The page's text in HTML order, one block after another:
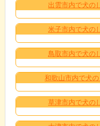
出雲市内で犬の
米子市内で犬の
鳥取市内で犬の
和歌山市内で犬
草津市内で犬の